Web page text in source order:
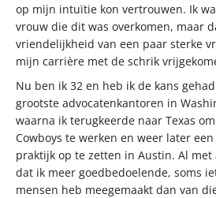
op mijn intuïtie kon vertrouwen. Ik
vrouw die dit was overkomen, maar
vriendelijkheid van een paar sterke
mijn carrière met de schrik
Nu ben ik 32 en heb ik de kans
grootste advocatenkantoren in
waarna ik terugkeerde naar Texas
Cowboys te werken en weer later
praktijk op te zetten in Austin. Al met
dat ik meer goedbedoelende, soms
mensen heb meegemaakt dan van